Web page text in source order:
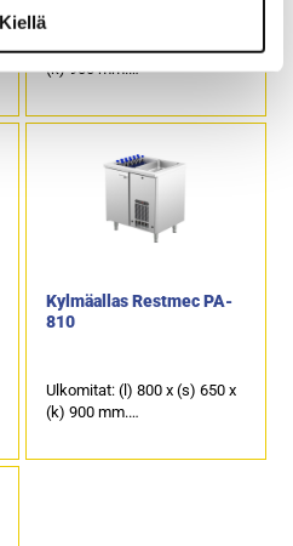
Kiellä
Ulkomitat: (l) 1260 x (s) 650 x
(k) 900 mm.
Kylmäallas on 3 x GN 1/1
Jäähdytysilmankierrolla
varustetun altaan korkeus on
Kalusteessa on 2 kpl
Kylmäallas Restmec PA-
810
Ulkomitat: (l) 800 x (s) 650 x
(k) 900 mm.
Kylmäallas on mitoitettu 2 x